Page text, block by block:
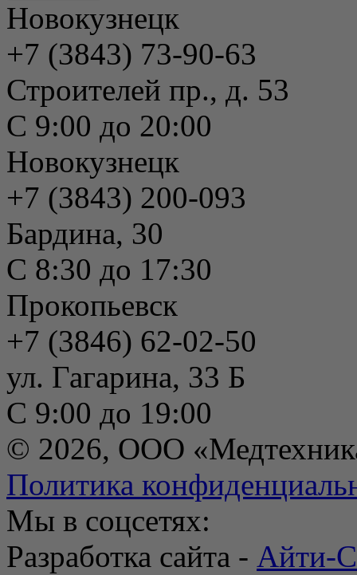
Новокузнецк
+7 (3843) 73-90-63
Строителей пр., д. 53
С 9:00 до 20:00
Новокузнецк
+7 (3843) 200-093
Бардина, 30
С 8:30 до 17:30
Прокопьевск
+7 (3846) 62-02-50
ул. Гагарина, 33 Б
С 9:00 до 19:00
© 2026, ООО
Политика
Мы в соцсетях:
Разработка сайта - Айти-